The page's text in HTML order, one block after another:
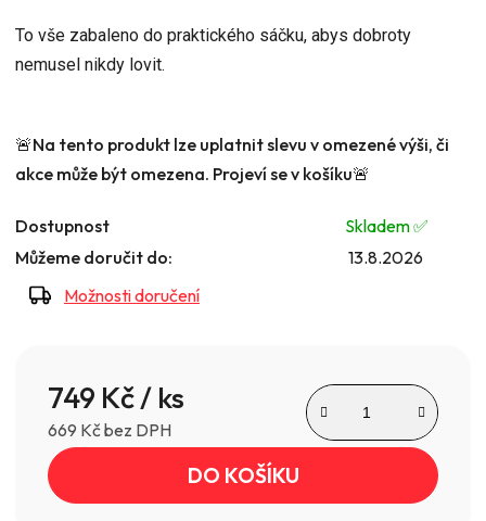
To vše zabaleno do praktického sáčku, abys dobroty
nemusel nikdy lovit.
🚨Na tento produkt lze uplatnit slevu v omezené výši, či
akce může být omezena. Projeví se v košíku🚨
Dostupnost
Skladem ✅️
Můžeme doručit do:
13.8.2026
Možnosti doručení
749 Kč/ ks
669 Kč bez DPH
Měrná cena:
DO KOŠÍKU